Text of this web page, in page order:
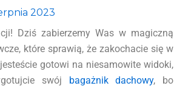
2023
Dziś zabierzemy Was w magiczną
które sprawią, że zakochacie się w
gotowi na niesamowite widoki,
swój bagażnik dachowy, bo